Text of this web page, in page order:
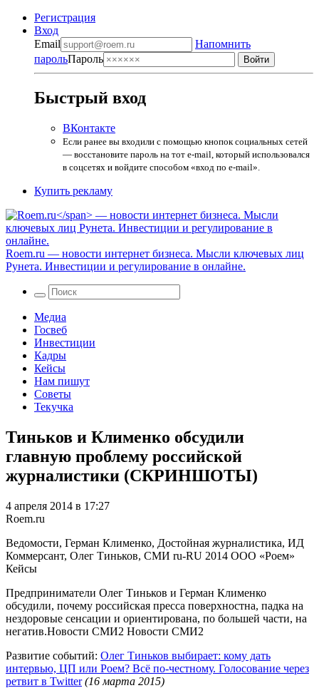
Регистрация
Вход
Email
Напомнить
парольПароль
Быстрый вход
ВКонтакте
Если ранее вы входили с помощью кнопок социальных сетей
— восстановите пароль на тот e-mail, который использовался
в соцсетях и войдите способом «вход по e-mail».
Купить рекламу
Roem.ru — новости интернет бизнеса. Мысли ключевых лиц
Рунета. Инвестиции и регулирование в онлайне.
Медиа
Госвеб
Инвестиции
Кадры
Кейсы
Нам пишут
Советы
Текучка
Тиньков и Клименко обсудили
главную проблему российской
журналистики (СКРИНШОТЫ)
4 апреля 2014 в 17:27
Roem.ru
Ведомости, Герман Клименко, Достойная журналистика, ИД
Коммерсант, Олег Тиньков, СМИ ru-RU 2014 ООО «Роем»
Кейсы
Предприниматели Олег Тиньков и Герман Клименко
обсудили, почему российская пресса поверхностна, падка на
нездоровые сенсации и ориентирована, по большей части, на
негатив.Новости СМИ2 Новости СМИ2
Развитие событий: Олег Тиньков выбирает: кому дать
интервью, ЦП или Роем? Всё по-честному. Голосование через
ретвит в Twitter (16 марта 2015)